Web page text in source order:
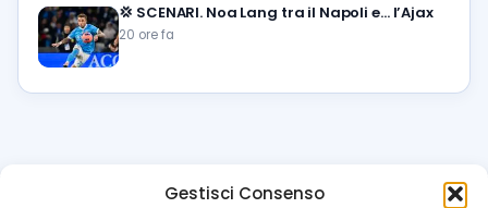
Gestisci Consenso
💢 SCENARI. Noa Lang tra il Napoli e… l’Ajax
20 ore fa